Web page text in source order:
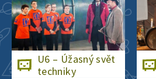
U6 – Úžasný svět
techniky